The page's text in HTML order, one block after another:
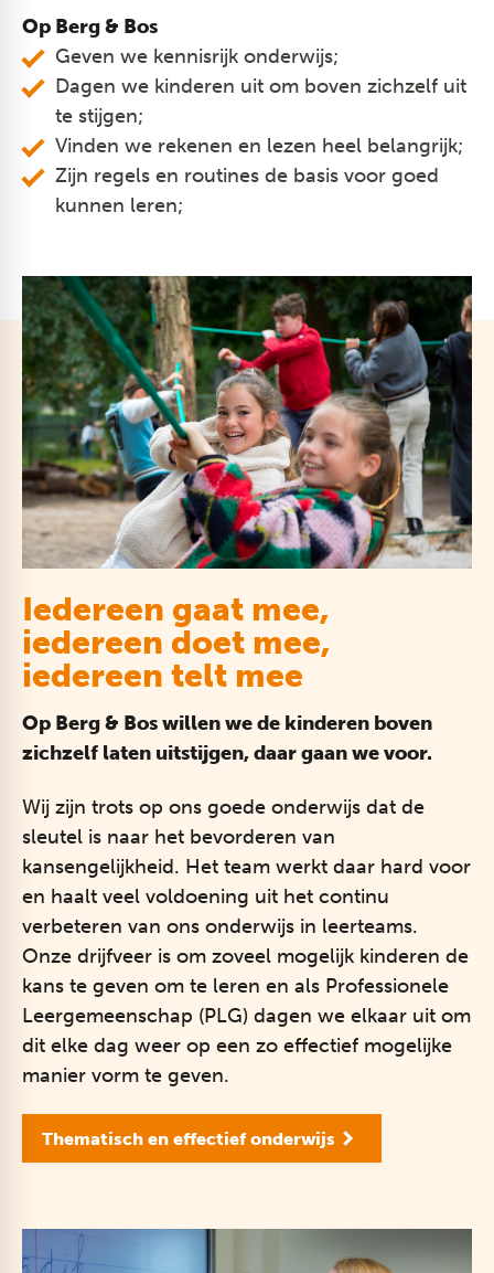
Op Berg & Bos
Geven we kennisrijk onderwijs;
Dagen we kinderen uit om boven zichzelf uit
te stijgen;
Vinden we rekenen en lezen heel belangrijk;
Zijn regels en routines de basis voor goed
kunnen leren;
Iedereen gaat mee,
iedereen doet mee,
iedereen telt mee
Op Berg & Bos willen we de kinderen boven
zichzelf laten uitstijgen, daar gaan we voor.
Wij zijn trots op ons goede onderwijs dat de
sleutel is naar het bevorderen van
kansengelijkheid. Het team werkt daar hard voor
en haalt veel voldoening uit het continu
verbeteren van ons onderwijs in leerteams.
Onze drijfveer is om zoveel mogelijk kinderen de
kans te geven om te leren en als Professionele
Leergemeenschap (PLG) dagen we elkaar uit om
dit elke dag weer op een zo effectief mogelijke
manier vorm te geven.
Thematisch en effectief onderwijs